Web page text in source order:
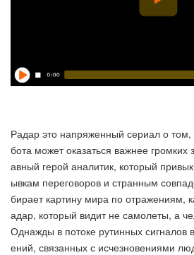
Радар это напряженный сериал о том,
бота может оказаться важнее громких
авный герой аналитик, который
ывкам переговоров и странным
бирает картину мира по отражениям,
адар, который видит не самолеты, а
Однажды в потоке рутинных сигналов
ений, связанных с исчезновениями